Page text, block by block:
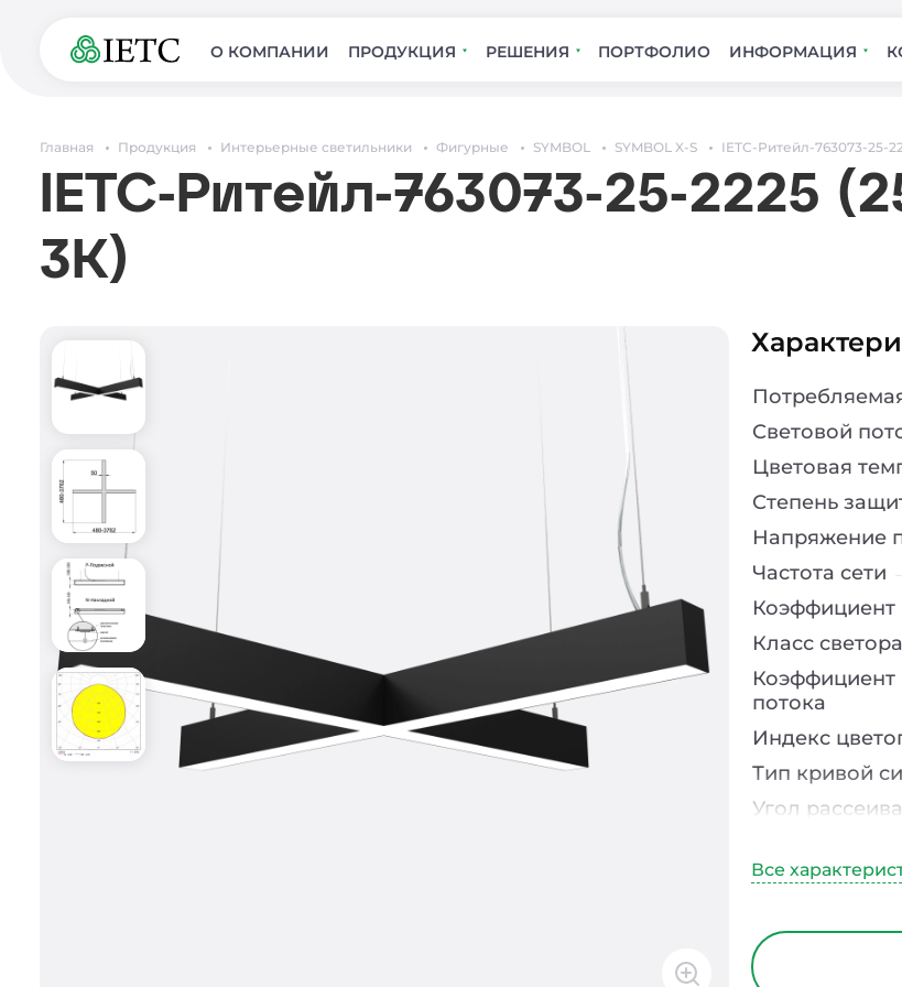
О КОМПАНИИ ПРОДУКЦИЯ РЕШЕНИЯ ПОРТФОЛИО ИНФОРМАЦИЯ
Главная Продукция Интерьерные светильники Фигурные SYMBOL SYMBOL X-S IETC-Ритейл-763073-25-
IETC-Ритейл-763073-25-2225
3К)
Световой
Цветовая
Степень
Напряжение
Частота сети
Класс
Коэффициент
потока
Индекс
Тип кривой
Угол
Диапазон
Материал